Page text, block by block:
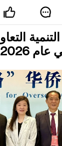
2026